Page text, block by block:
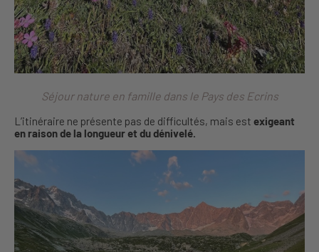
Séjour nature en famille dans le Pays des Ecrins
L’itinéraire ne présente pas de difficultés, mais est exigeant
en raison de la longueur et du dénivelé.